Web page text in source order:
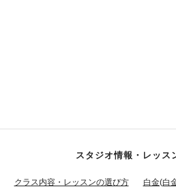
スタジオ情報・レッス
クラス内容・レッスンの選び方 白金(白